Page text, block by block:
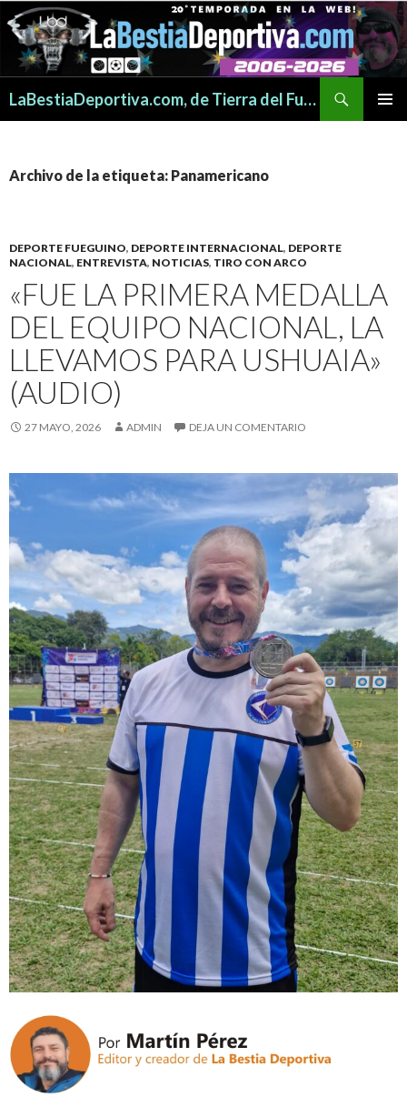
LaBestiaDeportiva.com, de Tierra del Fuego para todo el mundo
Archivo de la etiqueta: Panamericano
DEPORTE FUEGUINO, DEPORTE INTERNACIONAL, DEPORTE
NACIONAL, ENTREVISTA, NOTICIAS, TIRO CON ARCO
«FUE LA PRIMERA MEDALLA
DEL EQUIPO NACIONAL, LA
LLEVAMOS PARA USHUAIA»
(AUDIO)
27 MAYO, 2026 ADMIN DEJA UN COMENTARIO